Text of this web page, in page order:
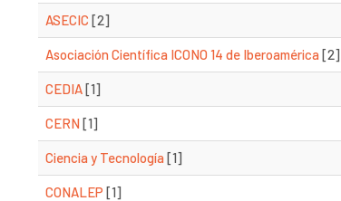
ASECIC [2]
Asociación Científica ICONO 14 de Iberoamérica[2]
CEDIA[1]
CERN[1]
Ciencia y Tecnología[1]
CONALEP [1]